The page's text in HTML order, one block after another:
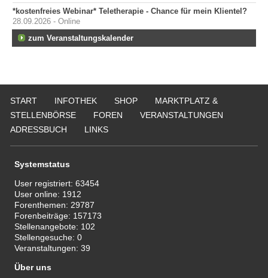
*kostenfreies Webinar* Teletherapie - Chance für mein Klientel?
28.09.2026 - Online
zum Veranstaltungskalender
START INFOTHEK SHOP
MARKTPLATZ &
STELLENBÖRSE
FOREN
VERANSTALTUNGEN
ADRESSBUCH
LINKS
Systemstatus
User registriert:63454
User online: 1912
Forenthemen: 29787
Forenbeiträge: 157173
Stellenangebote: 102
Stellengesuche:0
Veranstaltungen:39
Über uns